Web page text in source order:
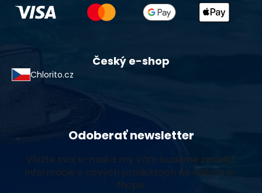
Český e-shop
Chlorito.cz
Odoberať newsletter
Vložte svoj e-mail a my Vám budeme zasielať
informácie o nových produktoch na našom e-
shope.